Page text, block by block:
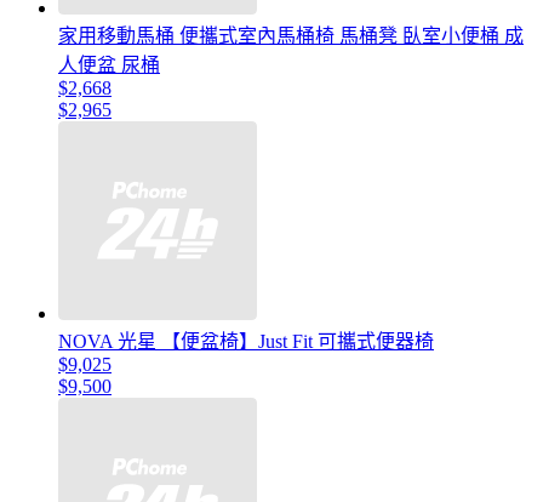
家用移動馬桶 便攜式室內馬桶椅 馬桶凳 臥室小便桶 成
人便盆 尿桶
$2,668
$2,965
NOVA 光星 【便盆椅】Just Fit 可攜式便器椅
$9,025
$9,500